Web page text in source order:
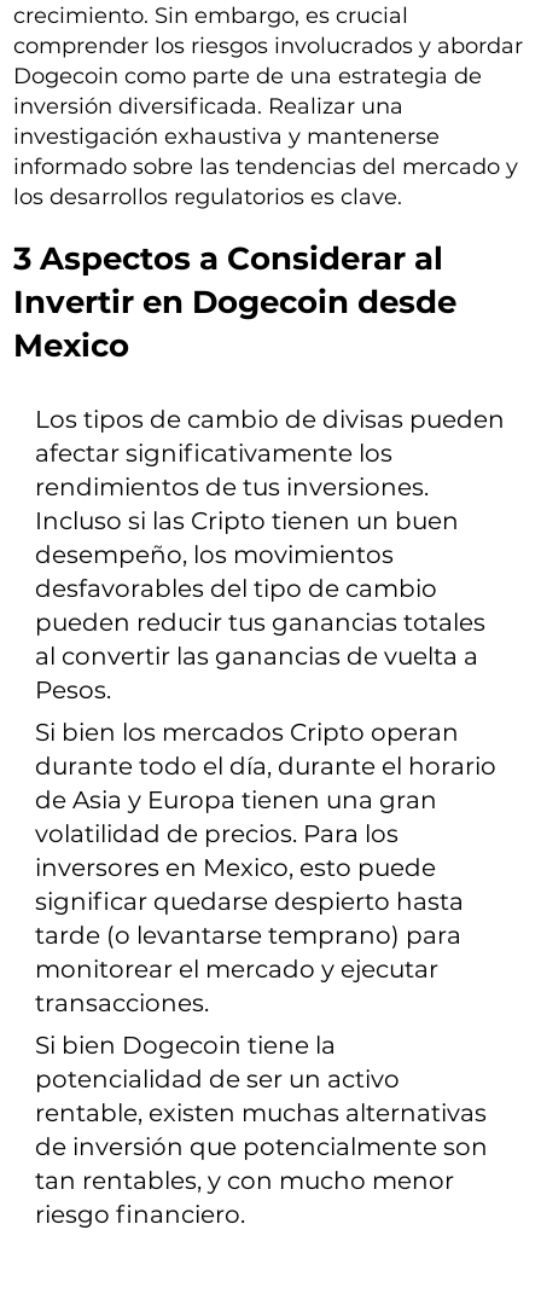
crecimiento. Sin embargo, es crucial
comprender los riesgos involucrados y abordar
Dogecoin como parte de una estrategia de
inversión diversificada. Realizar una
investigación exhaustiva y mantenerse
informado sobre las tendencias del mercado y
los desarrollos regulatorios es clave.
3 Aspectos a Considerar al
Invertir en Dogecoin desde
Mexico
Los tipos de cambio de divisas pueden
afectar significativamente los
rendimientos de tus inversiones.
Incluso si las Cripto tienen un buen
desempeño, los movimientos
desfavorables del tipo de cambio
pueden reducir tus ganancias totales
al convertir las ganancias de vuelta a
Pesos.
Si bien los mercados Cripto operan
durante todo el día, durante el horario
de Asia y Europa tienen una gran
volatilidad de precios. Para los
inversores en Mexico, esto puede
significar quedarse despierto hasta
tarde (o levantarse temprano) para
monitorear el mercado y ejecutar
transacciones.
Si bien Dogecoin tiene la
potencialidad de ser un activo
rentable, existen muchas alternativas
de inversión que potencialmente son
tan rentables, y con mucho menor
riesgo financiero.